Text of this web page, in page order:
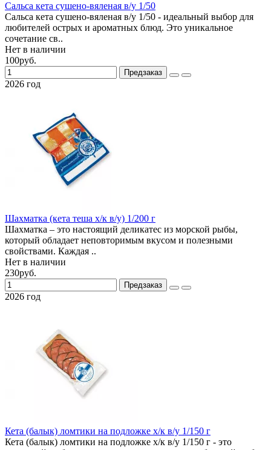
Сальса кета сушено-вяленая в/у 1/50
Сальса кета сушено-вяленая в/у 1/50 - идеальный выбор для
любителей острых и ароматных блюд. Это уникальное
сочетание св..
Нет в наличии
100руб.
Предзаказ
2026 год
Шахматка (кета теша х/к в/у) 1/200 г
Шахматка – это настоящий деликатес из морской рыбы,
который обладает неповторимым вкусом и полезными
свойствами. Каждая ..
Нет в наличии
230руб.
Предзаказ
2026 год
Кета (балык) ломтики на подложке х/к в/у 1/150 г
Кета (балык) ломтики на подложке х/к в/у 1/150 г - это